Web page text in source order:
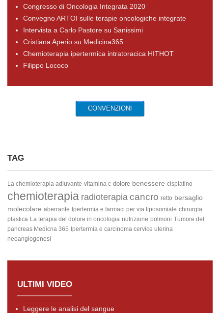
Congresso di Oncologia Integrata 2020
Convegno ARTOI sulle terapie oncologiche integrate
Intervista a Carlo Pastore su Sanissimi
Cristiana Aperio su Medicina365
Chemioterapia ipertermica intratoracica HITHOT
Filippo Lococo
CONVENZIONI
TAG
La chemioterapia adiuvante vitamina c dolore benessere cisplatino
chemioterapia radioterapia cancro retto bersaglio
molecolare aberrante Ipertermia e farmaci per via liposomiale chirurgia
plastica La terapia del dolore in oncologia nutrizione polmoni Tumore del
pancreas Medicna 365 Ipertermia e carcinoma cervice uterina
neoangiogenesi
ULTIMI VIDEO
Leggere le analisi del sangue